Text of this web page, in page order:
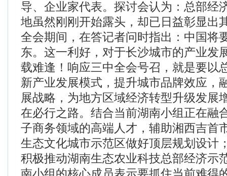
导、企业家代表。探讨会认为：总部经
地虽然刚刚开始露头，却已日益彰显出
全会期间，在答记者问时指出：中国将
东。这一利好，对于长沙城市的产业发
载难逢！响应三中全会号召，就是要以
新产业发展模式，提升城市品牌效应，
展战略，为地方区域经济转型升级发展
在必行之路。结合当前湖南小组正在融
子商务领域的高端人才，辅助湘西吉首
生态文化城市示范区做好顶层规划设计
积极推动湖南生态农业科技总部经济示